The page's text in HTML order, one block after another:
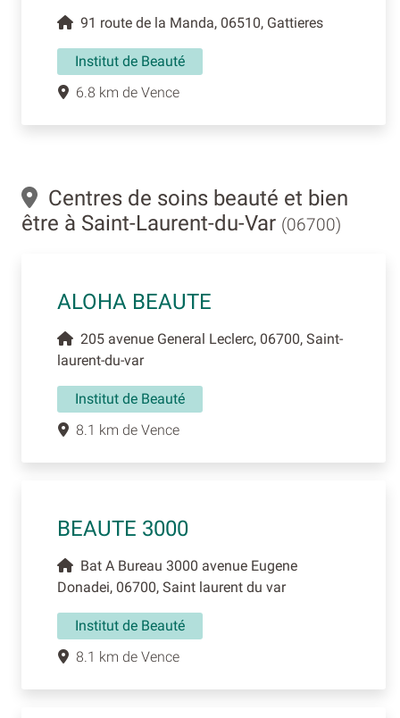
91 route de la Manda, 06510, Gattieres
Institut de Beauté
6.8 km de Vence
Centres de soins beauté et bien
être à Saint-Laurent-du-Var (06700)
ALOHA BEAUTE
205 avenue General Leclerc, 06700, Saint-
laurent-du-var
Institut de Beauté
8.1 km de Vence
BEAUTE 3000
Bat A Bureau 3000 avenue Eugene
Donadei, 06700, Saint laurent du var
Institut de Beauté
8.1 km de Vence